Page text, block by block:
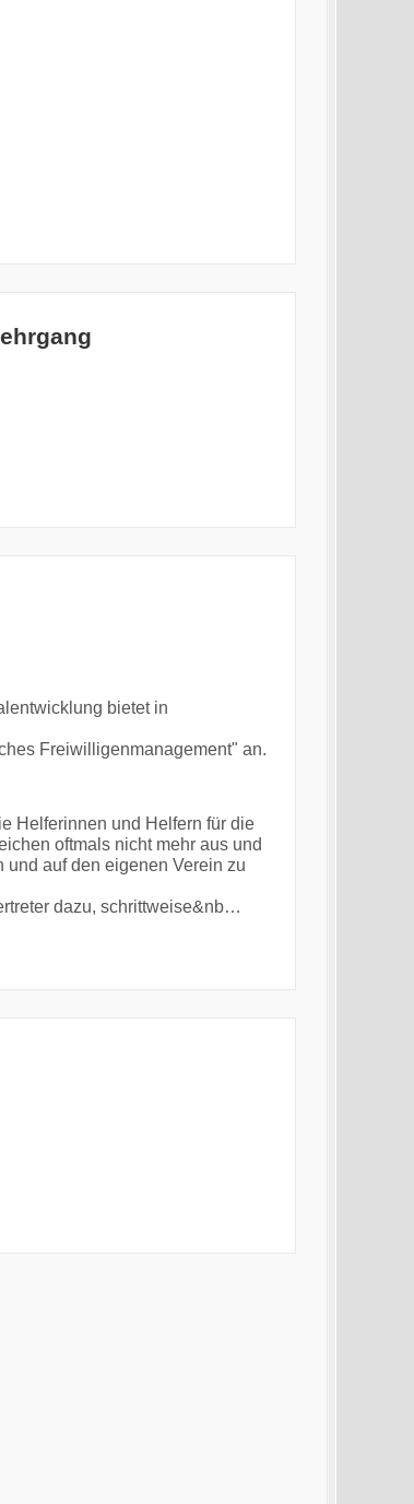
bietet in
Freiwilligenmanagement" an.
Helferinnen und Helfern für die
oftmals nicht mehr aus und
auf den eigenen Verein zu
dazu, schrittweise&nb…